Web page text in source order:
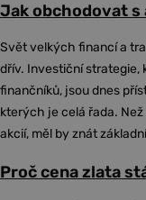
Jak obchodovat s
Svět velkých financí a
dřív. Investiční strategie,
finančníků, jsou dnes
kterých je celá řada.
akcií, měl by znát
Proč cena zlata